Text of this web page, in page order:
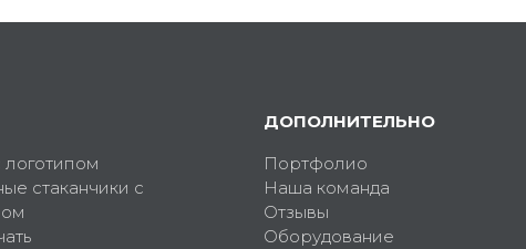
логотипом
стаканчики с
ДОПОЛНИТЕЛЬНО
Портфолио
Наша команда
Отзывы
Оборудование